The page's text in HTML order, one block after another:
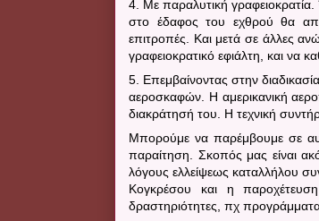
4. Με παραλυτική γραφειοκρατία.
στο έδαφος του εχθρού θα
επιτροπές. Και μετά σε άλλες
γραφειοκρατικό εφιάλτη, και να
5. Επεμβαίνοντας στην
αεροσκαφών. Η αμερικανική
διακράτησή του. Η τεχνική
Μπορούμε να παρέμβουμε σε
παραίτηση. Σκοπός μας είναι
λόγους ελλείψεως καταλλήλου
Κογκρέσου και η
δραστηριότητες, πχ